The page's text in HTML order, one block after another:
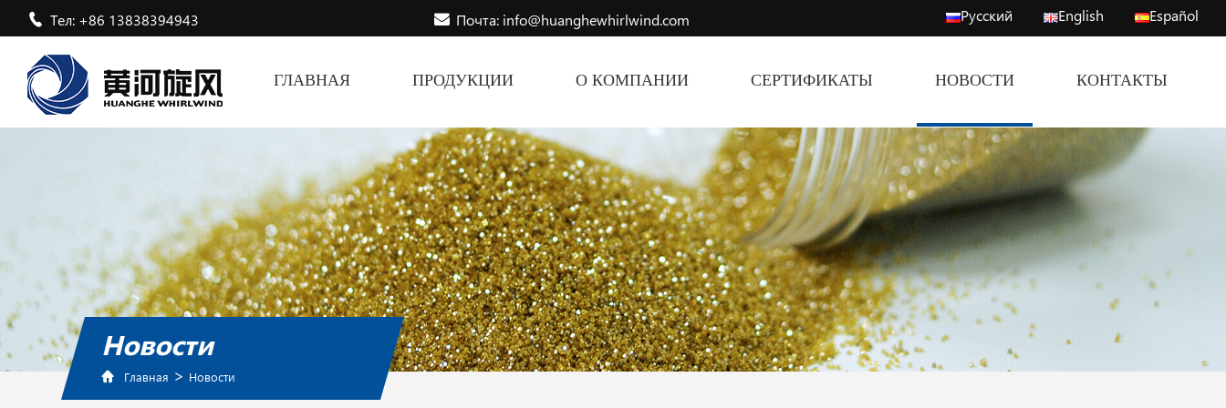
Тел: +86 13838394943 Почта: info@huanghewhirlwind.com Русский English Español
ГЛАВНАЯ ПРОДУКЦИИ О КОМПАНИИ СЕРТИФИКАТЫ НОВОСТИ КОНТАКТЫ
Новости
Главная > Новости